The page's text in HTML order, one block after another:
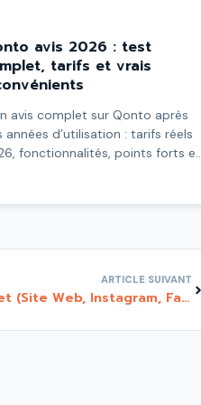
avis 2026 : test
tarifs et vrais
avis complet sur Qonto après
années d’utilisation : tarifs réels
fonctionnalités, points forts et
via le parrainage DigiSelling.
ARTICLE SUIVANT
Comment vendre sur internet (Site Web, Instagram, Facebook, Linkedin, Youtube, etc.) de façon plus efficace ?